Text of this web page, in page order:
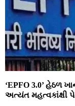
‘EPFO 3.0’ હેઠળ
અત્યંત મહત્વકાંક્ષી